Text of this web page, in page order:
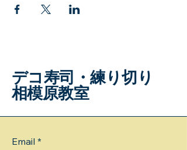
デコ寿司・練り切り
相模原教室
Email *